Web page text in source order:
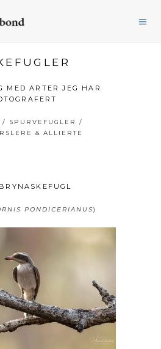
MED ARTER JEG HAR
/ SPURVEFUGLER
/
& ALLIERTE
PONDICERIANUS)